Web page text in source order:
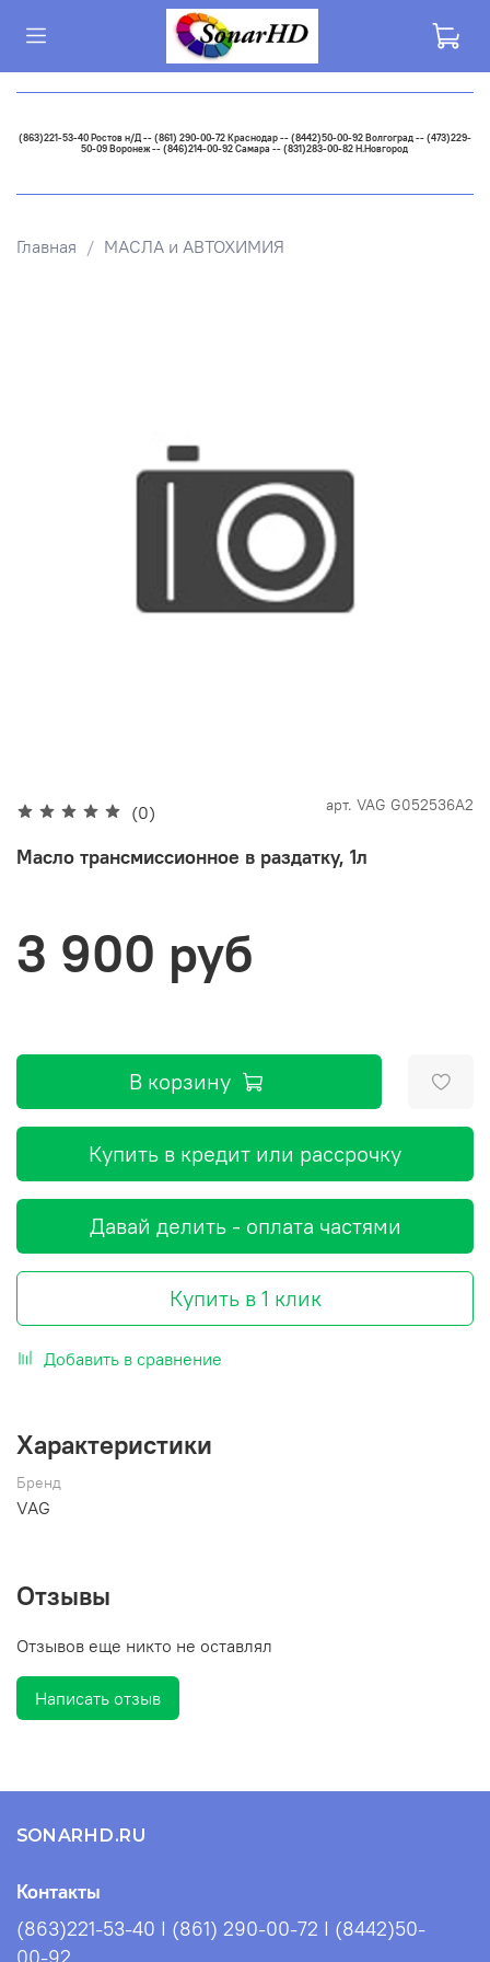
(863)221-53-40 Ростов н/Д -- (861) 290-00-72 Краснодар -- (8442)50-00-92 Волгоград -- (473)229-
50-09 Воронеж -- (846)214-00-92 Самара -- (831)283-00-82 Н.Новгород
Главная МАСЛА и АВТОХИМИЯ
(0) арт. VAG G052536A2
Масло трансмиссионное в раздатку, 1л
3 900 руб
В корзину
Купить в кредит или рассрочку
Давай делить - оплата частями
Купить в 1 клик
Добавить в сравнение
Характеристики
Бренд
VAG
Отзывы
Отзывов еще никто не оставлял
Написать отзыв
SONARHD.RU
Контакты
(863)221-53-40 I (861) 290-00-72 I (8442)50-